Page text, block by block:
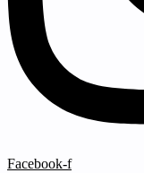
Facebook-f